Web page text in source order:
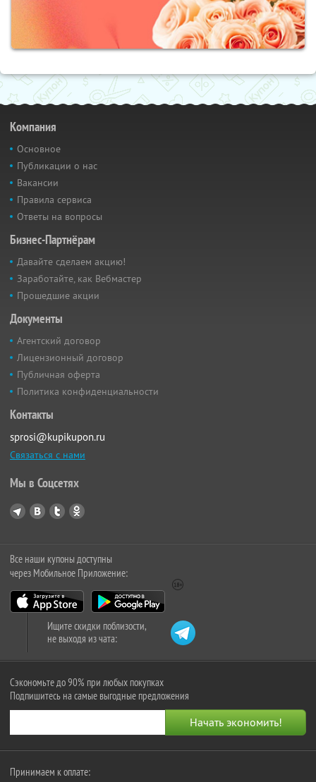
Компания
Основное
Публикации о нас
Вакансии
Правила сервиса
Ответы на вопросы
Бизнес-Партнёрам
Давайте сделаем акцию!
Заработайте, как Вебмастер
Прошедшие акции
Документы
Агентский договор
Лицензионный договор
Публичная оферта
Политика конфиденциальности
Контакты
sprosi@kupikupon.ru
Связаться с нами
Мы в Соцсетях
Все наши купоны доступны
через Мобильное Приложение:
Ищите скидки поблизости,
не выходя из чата:
Сэкономьте до 90% при любых покупках
Подпишитесь на самые выгодные предложения
Принимаем к оплате: